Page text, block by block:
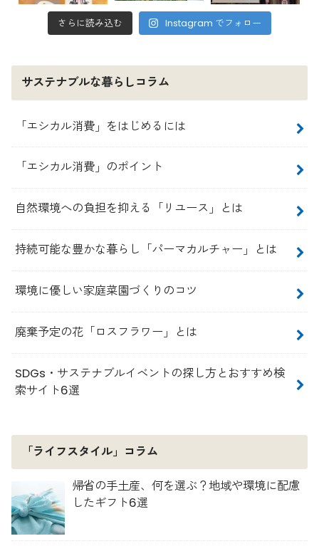
さらに読み込む Instagram でフォロー
サステナブルな暮らしコラム
「エシカル消費」をはじめるには
「エシカル消費」のポイント
自然環境への負担を抑える「リユース」とは
持続可能な豊かな暮らし「パーマカルチャー」とは
環境に優しい家庭菜園づくりのコツ
廃棄予定の花「ロスフラワー」とは
SDGs・サステナブルイベントの探し方とおすすめ検
索サイト6選
「ライフスタイル」コラム
帰省の手土産、何を選ぶ？地域や環境に配慮
したギフト6選